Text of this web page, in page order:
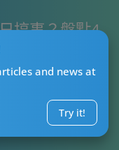
and news at
Try it!
搞事？盤點4
憎竟然係呢樣